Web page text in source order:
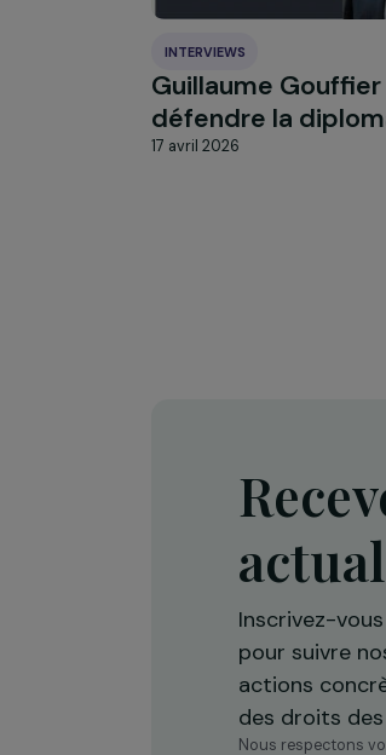
Nos
Guillaume
défendre la
17 avril 2026